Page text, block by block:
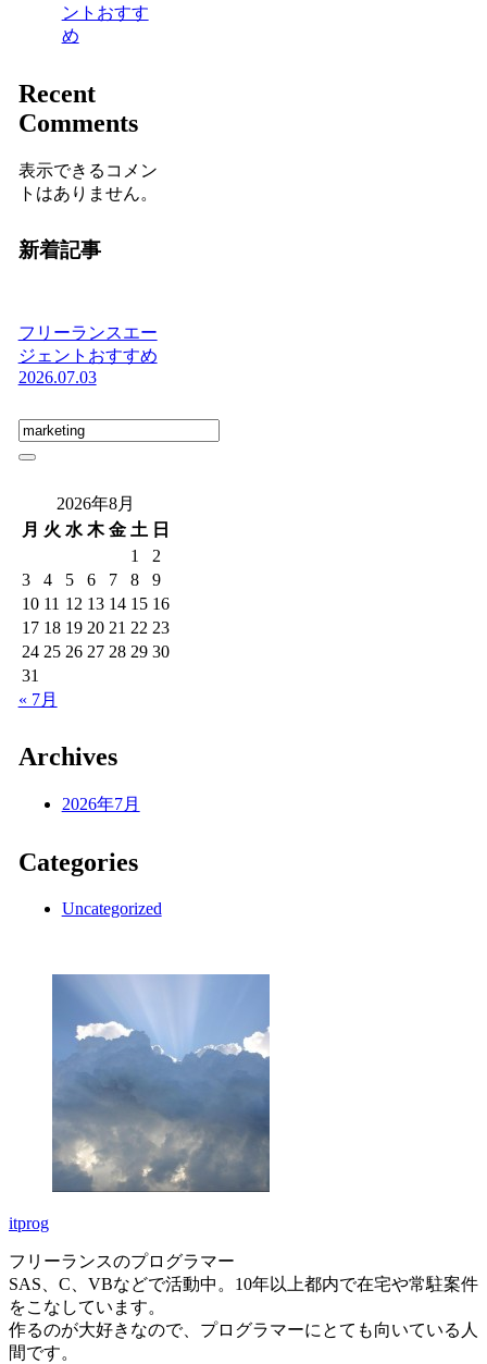
ントおすす
め
Recent
Comments
表示できるコメン
トはありません。
新着記事
フリーランスエー
ジェントおすすめ
2026.07.03
2026年8月
月 火 水 木 金 土 日
1
2
3
4 5 6 7 8
9
10 11 12 13 14 15 16
17 18 19 20 21 22 23
24 25 26 27 28 29 30
31
« 7月
Archives
2026年7月
Categories
Uncategorized
itprog
フリーランスのプログラマー
SAS、C、VBなどで活動中。10年以上都内で在宅や常駐案件
をこなしています。
作るのが大好きなので、プログラマーにとても向いている人
間です。